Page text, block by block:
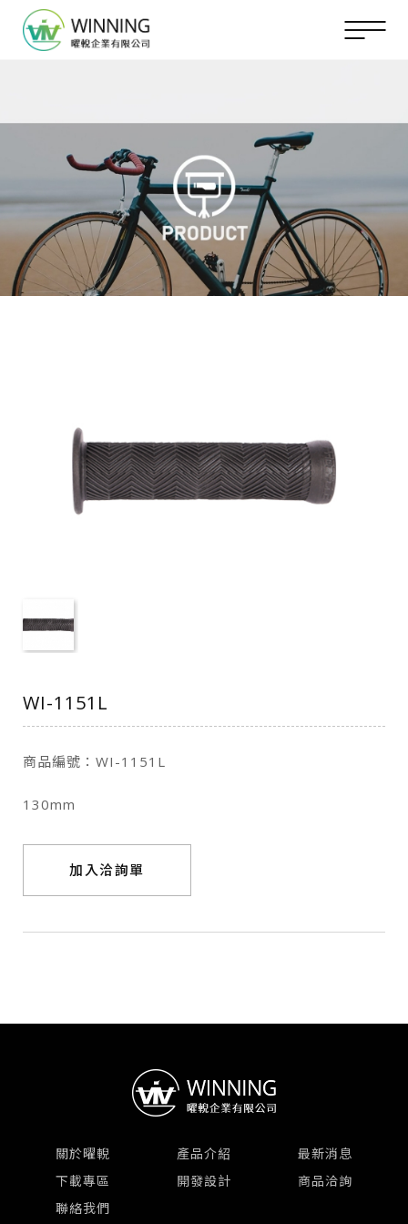
WI-1151L
商品編號：WI-1151L
130mm
加入洽詢單
關於曜輗 產品介紹
最新消息
下載專區
開發設計
商品洽詢
聯絡我們